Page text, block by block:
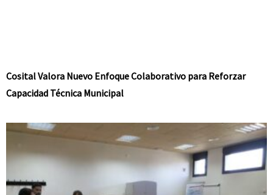
Cosital Valora Nuevo Enfoque Colaborativo para Reforzar
Capacidad Técnica Municipal